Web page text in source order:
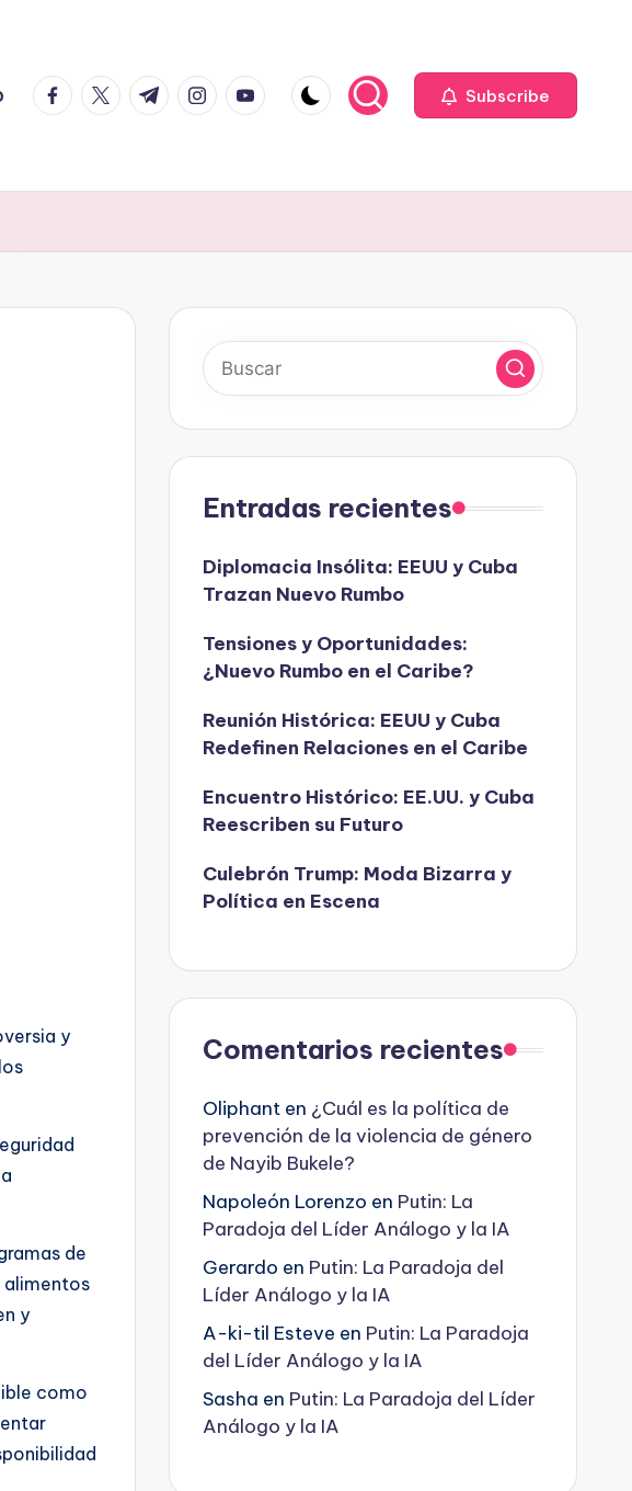
facebook.com
twitter.com
t.me instagram.com
youtube.com Subscribe
y
de
alimentos
y
como
Entradas recientes
Diplomacia Insólita: EEUU y Cuba
Trazan Nuevo Rumbo
Tensiones y Oportunidades:
¿Nuevo Rumbo en el Caribe?
Reunión Histórica: EEUU y Cuba
Redefinen Relaciones en el Caribe
Encuentro Histórico: EE.UU. y Cuba
Reescriben su Futuro
Culebrón Trump: Moda Bizarra y
Política en Escena
Comentarios recientes
Oliphant en ¿Cuál es la política de
prevención de la violencia de género
de Nayib Bukele?
Napoleón Lorenzo en Putin: La
Paradoja del Líder Análogo y la IA
Gerardo en Putin: La Paradoja del
Líder Análogo y la IA
A-ki-til Esteve en Putin: La Paradoja
del Líder Análogo y la IA
Sasha en Putin: La Paradoja del Líder
Análogo y la IA